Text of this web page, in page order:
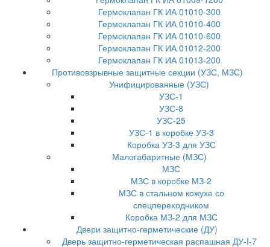
Гермоклапан ГК ИА 01010-300
Гермоклапан ГК ИА 01010-400
Гермоклапан ГК ИА 01010-600
Гермоклапан ГК ИА 01012-200
Гермоклапан ГК ИА 01013-200
Противовзрывные защитные секции (УЗС, МЗС)
Унифицированные (УЗС)
УЗС-1
УЗС-8
УЗС-25
УЗС-1 в коробке УЗ-3
Коробка УЗ-3 для УЗС
Малогабаритные (МЗС)
МЗС
МЗС в коробке МЗ-2
МЗС в стальном кожухе со
спецпереходником
Коробка МЗ-2 для МЗС
Двери защитно-герметические (ДУ)
Дверь защитно-герметическая распашная ДУ-I-7